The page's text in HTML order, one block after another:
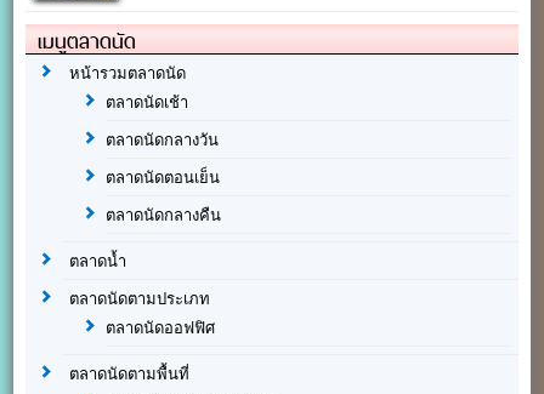
เมนูตลาดนัด
หน้ารวมตลาดนัด
ตลาดนัดเช้า
ตลาดนัดกลางวัน
ตลาดนัดตอนเย็น
ตลาดนัดกลางคืน
ตลาดน้ำ
ตลาดนัดตามประเภท
ตลาดนัดออฟฟิศ
ตลาดนัดตามพื้นที่